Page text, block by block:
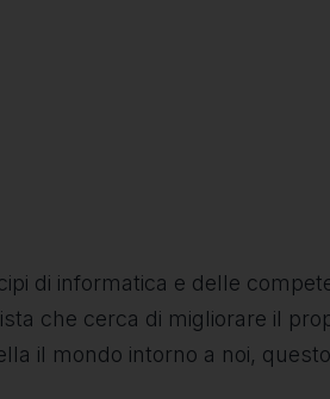
di informatica e delle
che cerca di migliorare il
il mondo intorno a noi,